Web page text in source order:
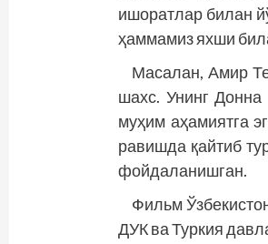
ишоратлар билан
ҳаммамиз яхши
Масалан, Амир
шахс. Унинг Донна
муҳим аҳамиятга
равишда қайтиб
фойдаланишган.
Фильм
ДУК ва Туркия